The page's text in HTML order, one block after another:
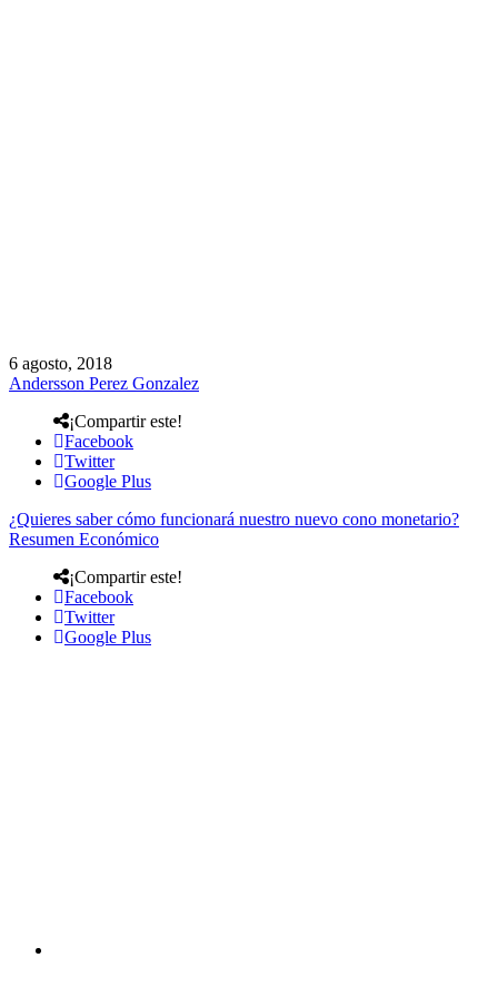
6 agosto, 2018
Andersson Perez Gonzalez
¡Compartir este!
Facebook
Twitter
Google Plus
¿Quieres saber cómo funcionará nuestro nuevo cono monetario?
Resumen Económico
¡Compartir este!
Facebook
Twitter
Google Plus